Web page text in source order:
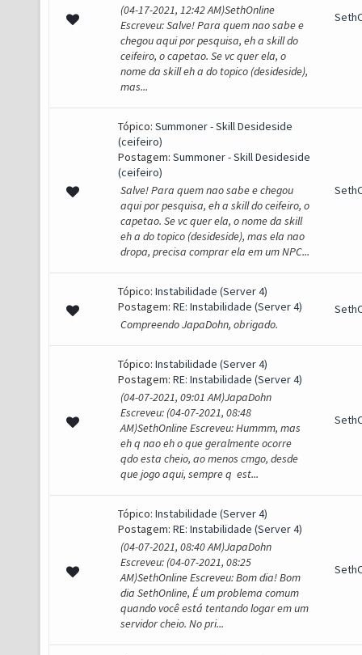
(04-17-2021, 12:42 AM)SethOnline
Escreveu: Salve! Para quem nao sabe e
chegou aqui por pesquisa, eh a skill do
ceifeiro, o capetao. Se vc quer ela, o
nome da skill eh a do topico (desideside),
mas...
Tópico: Summoner - Skill Desideside
(ceifeiro)
Postagem: Summoner - Skill Desideside
(ceifeiro)
Salve! Para quem nao sabe e chegou
aqui por pesquisa, eh a skill do ceifeiro, o
capetao. Se vc quer ela, o nome da skill
eh a do topico (desideside), mas ela nao
dropa, precisa comprar ela em um NPC...
Tópico: Instabilidade (Server 4)
Postagem: RE: Instabilidade (Server 4)
Compreendo JapaDohn, obrigado.
Tópico: Instabilidade (Server 4)
Postagem: RE: Instabilidade (Server 4)
(04-07-2021, 09:01 AM)JapaDohn
Escreveu: (04-07-2021, 08:48
AM)SethOnline Escreveu: Hummm, mas
eh q nao eh o que geralmente ocorre
qdo esta cheio, ao menos cmgo, desde
que jogo aqui, sempre q est...
Tópico: Instabilidade (Server 4)
Postagem: RE: Instabilidade (Server 4)
(04-07-2021, 08:40 AM)JapaDohn
Escreveu: (04-07-2021, 08:25
AM)SethOnline Escreveu: Bom dia! Bom
dia SethOnline, É um problema comum
quando você está tentando logar em um
servidor cheio. No pri...